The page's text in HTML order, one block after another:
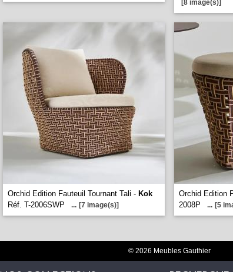
[8 image(s)]
Orchid Edition Fauteuil Tournant Tali - Kok
Réf. T-2006SWP
... [7 image(s)]
Orchid Edition
2008P
... [5
© 2026 Meubles Gauthier